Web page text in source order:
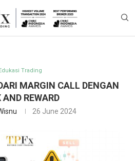
Trading
MARGIN CALL DENGAN
AND REWARD
26 June 2024